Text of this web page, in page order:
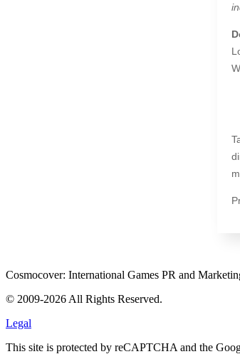
Cosmocover: International Games PR and
© 2009-2026 All Rights Reserved.
Legal
This site is protected by reCAPTCHA and the